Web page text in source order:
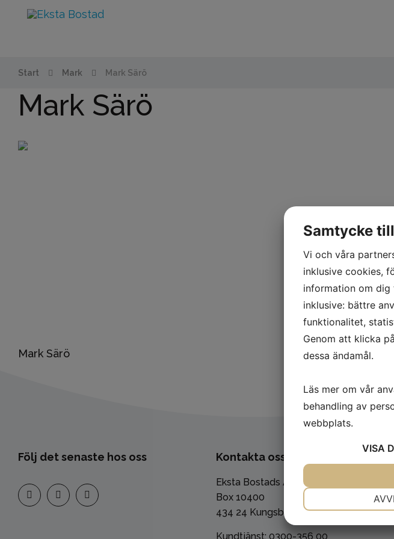
Start Mark Mark Särö
Mark Särö
Mark Särö
Följ det senaste hos oss Kontakta oss
Eksta Bostads AB
Box 10400
434 24 Kungsbacka
Kundtjänst: 0300-356 00
Samtycke
Vi och våra
inklusive cookies,
information om dig
inklusive: bättre
funktionalitet,
Genom att klicka
dessa ändamål.
Läs mer om vår
behandling av
webbplats.
VISA
MARKNADSFÖRING